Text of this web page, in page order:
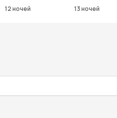
12 ночей 13 ночей